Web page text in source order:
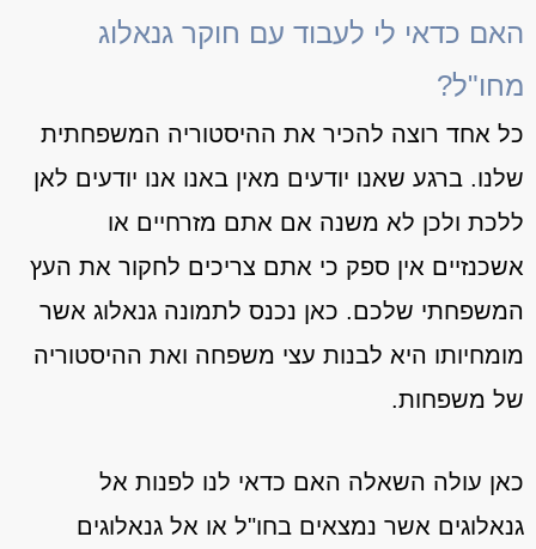
האם כדאי לי לעבוד עם חוקר גנאלוג
מחו"ל?
כל אחד רוצה להכיר את ההיסטוריה המשפחתית
שלנו. ברגע שאנו יודעים מאין באנו אנו יודעים לאן
ללכת ולכן לא משנה אם אתם מזרחיים או
אשכנזיים אין ספק כי אתם צריכים לחקור את העץ
המשפחתי שלכם. כאן נכנס לתמונה גנאלוג אשר
מומחיותו היא לבנות עצי משפחה ואת ההיסטוריה
של משפחות.
כאן עולה השאלה האם כדאי לנו לפנות אל
גנאלוגים אשר נמצאים בחו"ל או אל גנאלוגים